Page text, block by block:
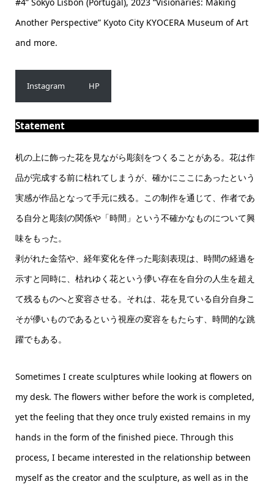
Another Perspective” Kyoto City KYOCERA Museum of Art
and more.
Instagram HP
Statement
机の上に飾った花を見ながら彫刻をつくることがある。花は作
品が完成する前に枯れてしまうが、確かにここにあったという
実感が作品となって手元に残る。この制作を通じて、作者であ
る自分と彫刻の関係や「時間」という不確かなものについて興
味をもった。
剥がれた金箔や、経年変化を伴った彫刻表現は、時間の経過を
示すと同時に、枯れゆく花という儚い存在を自分の人生を超え
て残るものへと変容させる。それは、花を見ている自分自身こ
そが儚いものであるという視座の変容をもたらす、時間的な跳
躍でもある。
Sometimes I create sculptures while looking at flowers on
my desk. The flowers wither before the work is completed,
yet the feeling that they once truly existed remains in my
hands in the form of the finished piece. Through this
process, I became interested in the relationship between
myself as the creator and the sculpture, as well as in the